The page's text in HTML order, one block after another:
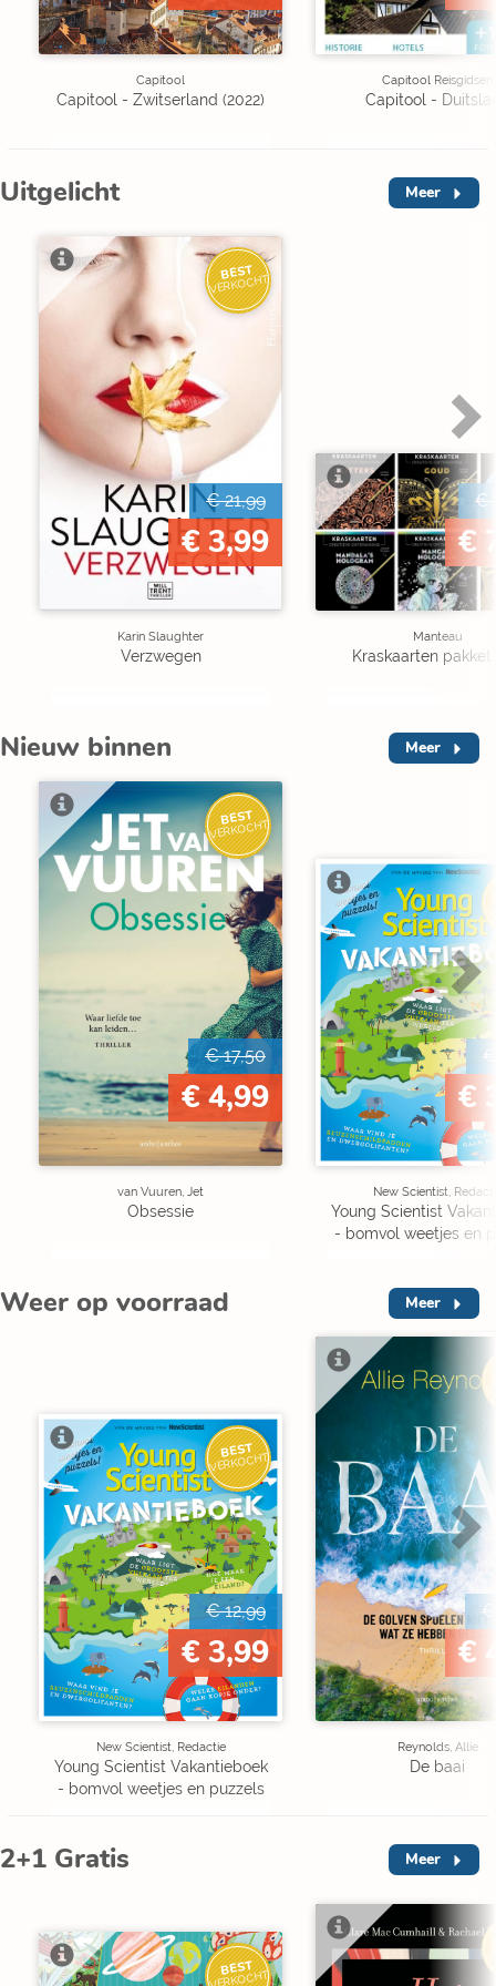
Capitool
Capitool - Zwitserland (2022)
Capitool Reisgidsen
Capitool -
Uitgelicht Meer
BEST
VERKOCHT
€ 21,99
€ 3,99
Karin Slaughter
Verzwegen
€
€
Manteau
Kraskaarten pakket
Nieuw binnen Meer
BEST
VERKOCHT
€ 17,50
€ 4,99
van Vuuren, Jet
Obsessie
€
New Scientist,
Young Scientist
- bomvol weetjes en
Weer op voorraad Meer
BEST
VERKOCHT
€ 12,99
€ 3,99
New Scientist, Redactie
Young Scientist Vakantieboek
- bomvol weetjes en puzzels
€
€
Reynolds, Allie
De baai
2+1 Gratis Meer
BEST
VERKOCHT